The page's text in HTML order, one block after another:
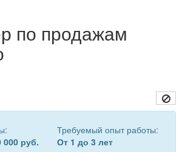
по продажам
000 руб.
Требуемый опыт работы:
От 1 до 3 лет